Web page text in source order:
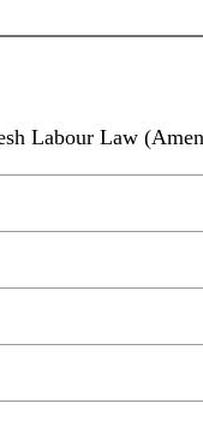
Labour Law